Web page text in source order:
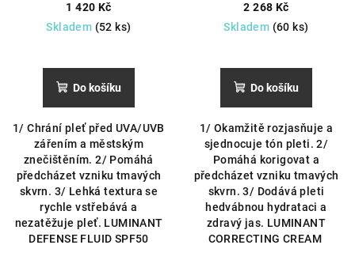
1 420 Kč
Skladem (52 ks)
Do košíku
1/ Chrání pleť před UVA/UVB
zářením a městským
znečištěním. 2/ Pomáhá
předcházet vzniku tmavých
skvrn. 3/ Lehká textura se
rychle vstřebává a
nezatěžuje pleť. LUMINANT
DEFENSE FLUID SPF50
sjednocenou pleť.
2 268 Kč
Skladem (60 ks)
Do košíku
1/ Okamžitě rozjasňuje a
sjednocuje tón pleti. 2/
Pomáhá korigovat a
předcházet vzniku tmavých
skvrn. 3/ Dodává pleti
hedvábnou hydrataci a
zdravý jas. LUMINANT
CORRECTING CREAM